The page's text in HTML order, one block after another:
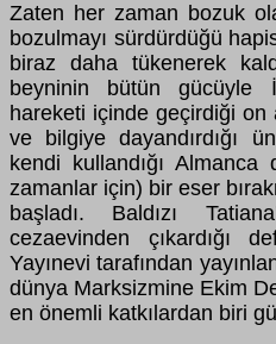
Zaten her zaman bozuk
bozulmayı sürdürdüğü
biraz daha tükenerek
beyninin bütün gücüyle
hareketi içinde geçirdiği on
ve bilgiye dayandırdığı
kendi kullandığı
zamanlar için) bir eser
başladı. Baldızı
cezaevinden çıkardığı
Yayınevi tarafından
dünya Marksizmine Ekim
en önemli katkılardan biri